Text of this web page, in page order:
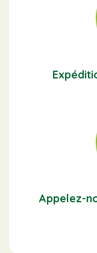
Appelez-